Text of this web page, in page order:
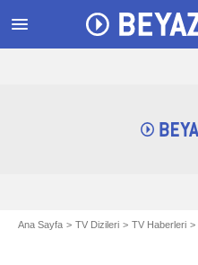
menu
Ana Sayfa TV Dizileri TV Haberleri